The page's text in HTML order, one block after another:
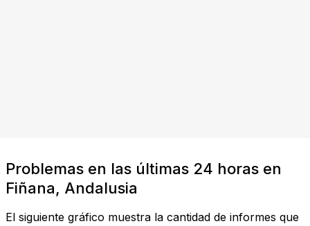
Problemas en las últimas 24 horas en
Fiñana, Andalusia
El siguiente gráfico muestra la cantidad de informes que